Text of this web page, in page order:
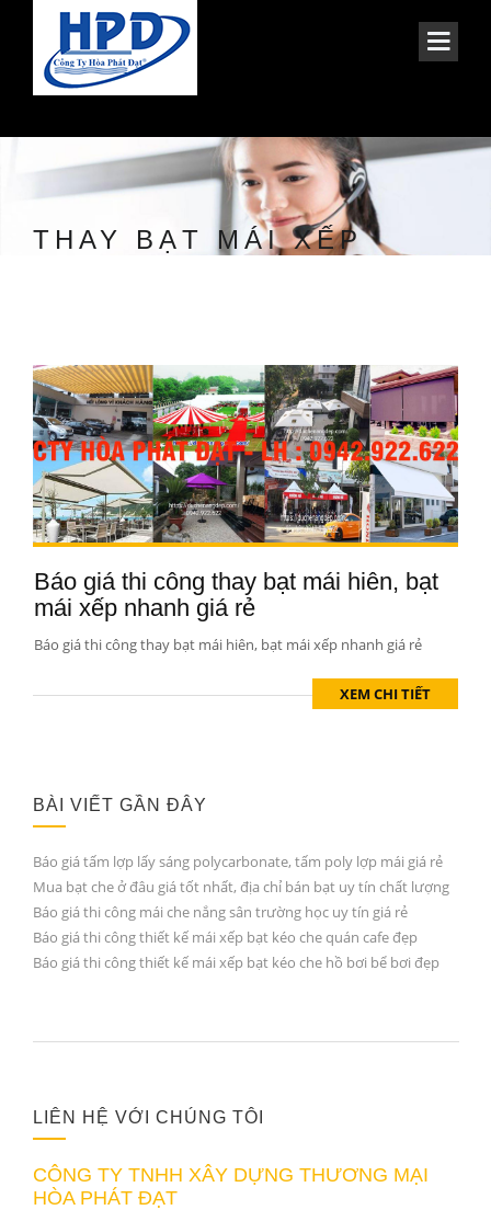
THAY BẠT MÁI XẾP
Báo giá thi công thay bạt mái hiên, bạt
mái xếp nhanh giá rẻ
Báo giá thi công thay bạt mái hiên, bạt mái xếp nhanh giá rẻ
XEM CHI TIẾT
BÀI VIẾT GẦN ĐÂY
Báo giá tấm lợp lấy sáng polycarbonate, tấm poly lợp mái giá rẻ
Mua bạt che ở đâu giá tốt nhất, địa chỉ bán bạt uy tín chất lượng
Báo giá thi công mái che nắng sân trường học uy tín giá rẻ
Báo giá thi công thiết kế mái xếp bạt kéo che quán cafe đẹp
Báo giá thi công thiết kế mái xếp bạt kéo che hồ bơi bể bơi đẹp
LIÊN HỆ VỚI CHÚNG TÔI
CÔNG TY TNHH XÂY DỰNG THƯƠNG MẠI
HÒA PHÁT ĐẠT